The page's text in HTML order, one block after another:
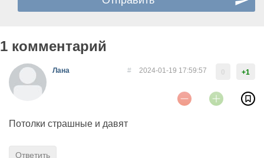
1 комментарий
Лана +1
2024-01-19 17:59:57
#
Потолки страшные и давят
Ответить